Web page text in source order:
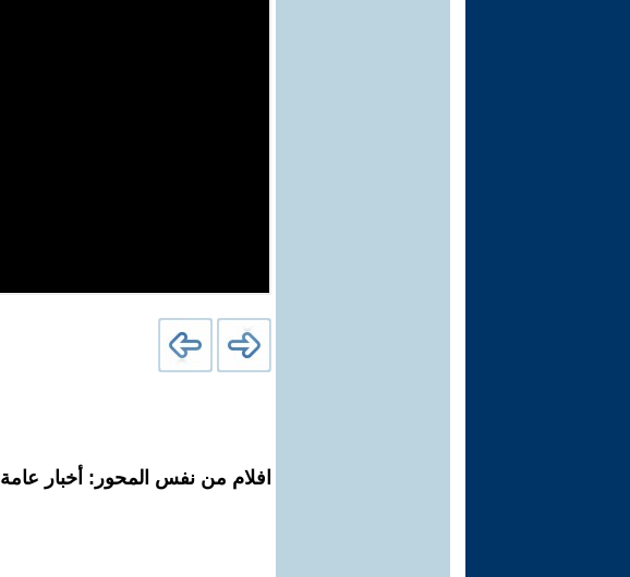
افلام من نفس المحور: أخبار عامة